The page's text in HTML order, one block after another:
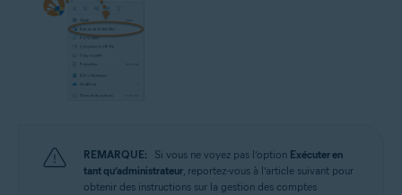
REMARQUE: Si vous ne voyez pas l’option Exécuter en
tant qu’administrateur, reportez-vous à l’article suivant pour
obtenir des instructions sur la gestion des comptes